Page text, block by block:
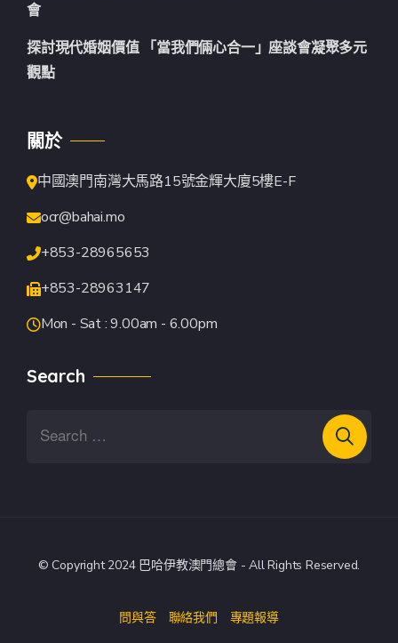
會
探討現代婚姻價值 「當我們倆心合一」座談會凝聚多元
觀點
關於
中國澳門南灣大馬路15號金輝大廈5樓E-F
ocr@bahai.mo
+853-28965653
+853-28963147
Mon - Sat : 9.00am - 6.00pm
Search
© Copyright 2024 巴哈伊教澳門總會 - All Rights Reserved.
問與答 聯絡我們 專題報導